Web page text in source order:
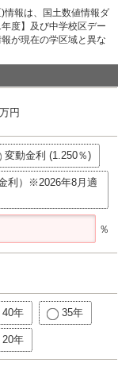
情報は、国土数値情報ダ
度】及び中学校区デー
が現在の学区域と異な
万円
変動金利 (1.250％)
利）※2026年8月適
％
40年 35年
20年